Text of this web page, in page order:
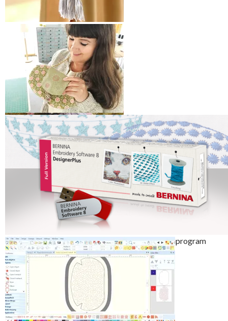
Sommerens søteste veske
Vesken har lekre detaljer
Stor nok til mobiltelefon og
pengepung og en lebestift
Perfekt størrelse når man ikke
skal ha hele sitt liv med…
Mønster og broderier er laget i Bernina´s broderiprogram
DesignerPlus V8